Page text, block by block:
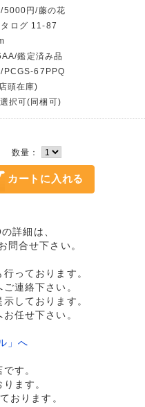
5000円/藤の花
ログ 11-87
鑑定済み品
PCGS-67PPQ
頭在庫)
択可(同梱可)
数量：
詳細は、
問合せ下さい。
っております。
連絡下さい。
しております。
任せ下さい。
」へ
す。
ます。
おります。